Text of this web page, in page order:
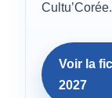
Cultu’Corée.
Voir la
2027